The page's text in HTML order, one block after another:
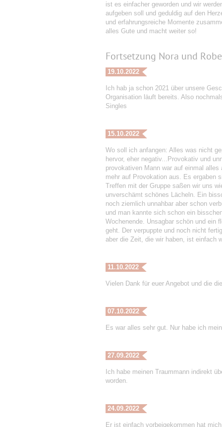
ist es einfacher geworden und wir
aufgeben soll und geduldig auf den
und erfahrungsreiche Momente
alles Gute und macht weiter so!
Fortsetzung Nora und
19.10.2022
Ich hab ja schon 2021 über unsere
Organisation läuft bereits. Also
Singles
15.10.2022
Wo soll ich anfangen: Alles was nicht
hervor, eher negativ...Provokativ und
provokativen Mann war auf einmal
mehr auf Provokation aus. Es ergaben
Treffen mit der Gruppe saßen wir uns
unverschämt schönes Lächeln. Ein
noch ziemlich unnahbar aber schon
und man kannte sich schon ein
Wochenende. Unsagbar schön und ein
geht. Der verpuppte und noch nicht
aber die Zeit, die wir haben, ist einfach
11.10.2022
Vielen Dank für euer Angebot und die
07.10.2022
Es war alles sehr gut. Nur habe ich
27.09.2022
Ich habe meinen Traummann indirekt
worden.
24.09.2022
Er ist einfach vorbeigekommen hat